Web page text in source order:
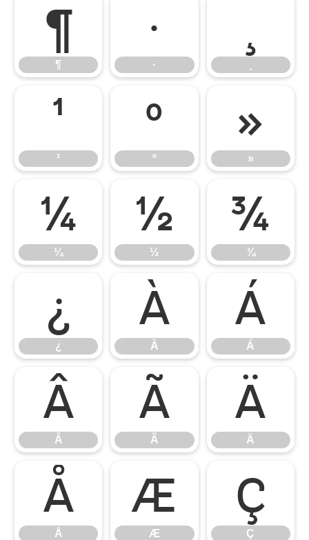
¶
¶
·
·
¹
¹
º
º
»
»
¼
¼
½
½
¾
¾
¿
¿
À
À
Á
Á
Â
Â
Ã
Ã
Ä
Ä
Å
Å
Æ
Æ
Ç
Ç